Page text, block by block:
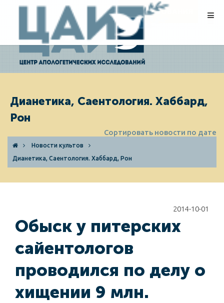
ПОЖЕРТВОВАНИЯ
Дианетика, Саентология. Хаббард,
Рон
Сортировать новости по дате
Новости культов
Дианетика, Саентология. Хаббард, Рон
2014-10-01
Обыск у питерских
сайентологов
проводился по делу о
хищении 9 млн.